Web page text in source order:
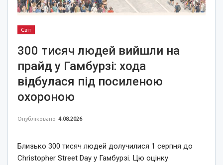
Світ
300 тисяч людей вийшли на
прайд у Гамбурзі: хода
відбулася під посиленою
охороною
Опубліковано 4.08.2026
Близько 300 тисяч людей долучилися 1 серпня до
Christopher Street Day у Гамбурзі. Цю оцінку